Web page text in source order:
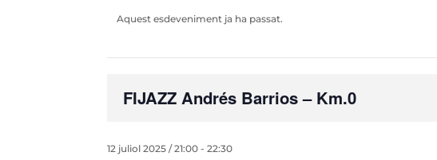
Aquest esdeveniment ja ha passat.
FIJAZZ Andrés Barrios – Km.0
12 juliol 2025 / 21:00 -22:30